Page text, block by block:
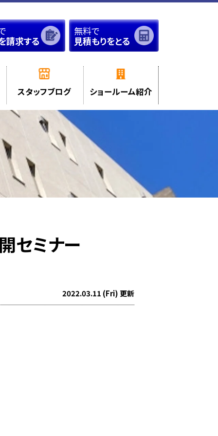
請求する
無料で
見積もりをとる
スタッフブログ ショールーム紹介
セミナー
2022.03.11 (Fri) 更新